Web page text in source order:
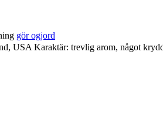
gör ogjord
USA Karaktär: trevlig arom, något